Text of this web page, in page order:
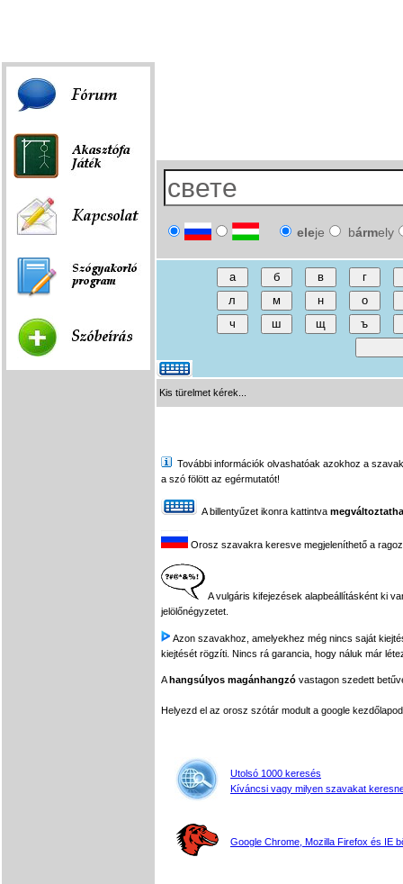
eleje bármely
Kis türelmet kérek...
További információk olvashatóak azokhoz a
a szó fölött az egérmutatót!
A billentyűzet ikonra kattintva
Orosz szavakra keresve megjeleníthető a
A vulgáris kifejezések alapbeállításként ki
jelölőnégyzetet.
Azon szavakhoz, amelyekhez még nincs saját
kiejtését rögzíti. Nincs rá garancia, hogy náluk már
Ahangsúlyos magánhangzó vastagon szedett
Helyezd el az orosz szótár modult a google
Utolsó 1000 keresés
Kíváncsi vagy milyen szavakat
Google Chrome, Mozilla Firefox és IE